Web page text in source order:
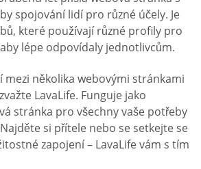
spojování lidí pro různé účely. Je
které používají různé profily pro
lépe odpovídaly jednotlivcům.
mezi několika webovými stránkami
LavaLife. Funguje jako
stránka pro všechny vaše potřeby
si přítele nebo se setkejte se
zapojení – LavaLife vám s tím